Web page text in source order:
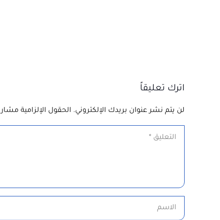
اترك تعليقاً
لن يتم نشر عنوان بريدك الإلكتروني. الحقول الإلزامية مشار